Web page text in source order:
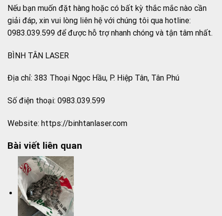
Nếu bạn muốn đặt hàng hoặc có bất kỳ thắc mắc nào cần
giải đáp, xin vui lòng liên hệ với chúng tôi qua hotline:
0983.039.599 để được hỗ trợ nhanh chóng và tận tâm nhất.
BÌNH TÂN LASER
Địa chỉ: 383 Thoại Ngọc Hầu, P. Hiệp Tân, Tân Phú
Số điện thoại: 0983.039.599
Website: https://binhtanlaser.com
Bài viết liên quan